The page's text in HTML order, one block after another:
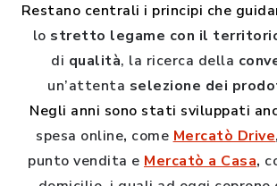
Restano centrali i principi che
lo stretto legame con il
di qualità, la ricerca della
un’attenta selezione dei
Negli anni sono stati sviluppati
spesa online, come Mercatò Drive,
punto vendita e Mercatò a Casa,